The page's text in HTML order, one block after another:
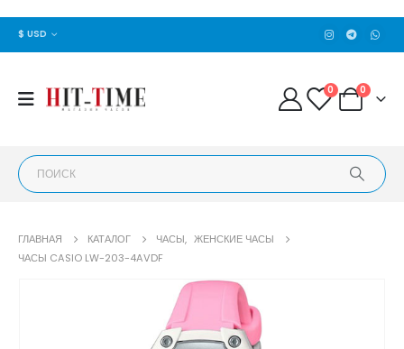
$ USD
0 0
ГЛАВНАЯ КАТАЛОГ ЧАСЫ, ЖЕНСКИЕ ЧАСЫ
ЧАСЫ CASIO LW-203-4AVDF